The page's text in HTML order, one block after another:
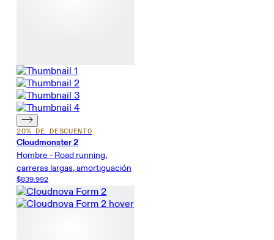
20% DE DESCUENTO
Cloudmonster 2
Hombre - Road running,
carreras largas, amortiguación
$839.992